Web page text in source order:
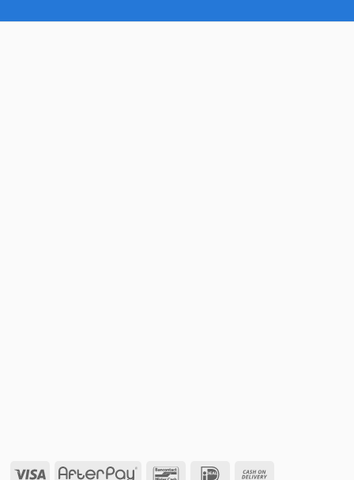
Visa AfterPay BancontactIDeal